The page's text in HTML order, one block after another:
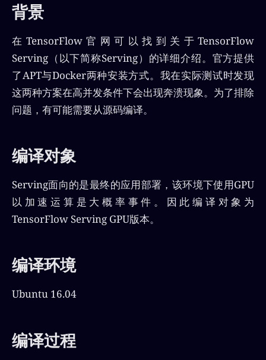
背景
在TensorFlow官网可以找到关于TensorFlow
Serving（以下简称Serving）的详细介绍。官方提供
了APT与Docker两种安装方式。我在实际测试时发现
这两种方案在高并发条件下会出现奔溃现象。为了排除
问题，有可能需要从源码编译。
编译对象
Serving面向的是最终的应用部署，该环境下使用GPU
以加速运算是大概率事件。因此编译对象为
TensorFlow Serving GPU版本。
编译环境
Ubuntu 16.04
编译过程